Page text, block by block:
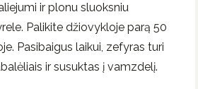
ir plonu sluoksniu
Palikite džiovykloje parą 50
Pasibaigus laikui, zefyras turi
ir susuktas į vamzdelį.